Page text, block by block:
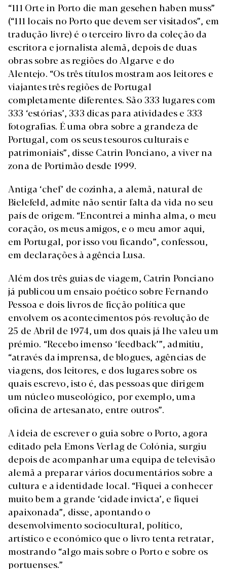
“111 Orte in Porto die man gesehen haben muss”
(“111 locais no Porto que devem ser visitados”, em
tradução livre) é o terceiro livro da coleção da
escritora e jornalista alemã, depois de duas
obras sobre as regiões do Algarve e do
Alentejo. “Os três títulos mostram aos leitores e
viajantes três regiões de Portugal
completamente diferentes. São 333 lugares com
333 ‘estórias’, 333 dicas para atividades e 333
fotografias. É uma obra sobre a grandeza de
Portugal, com os seus tesouros culturais e
patrimoniais”, disse Catrin Ponciano, a viver na
zona de Portimão desde 1999.
Antiga ‘chef’ de cozinha, a alemã, natural de
Bielefeld, admite não sentir falta da vida no seu
país de origem. “Encontrei a minha alma, o meu
coração, os meus amigos, e o meu amor aqui,
em Portugal, por isso vou ficando”, confessou,
em declarações à agência Lusa.
Além dos três guias de viagem, Catrin Ponciano
já publicou um ensaio poético sobre Fernando
Pessoa e dois livros de ficção política que
envolvem os acontecimentos pós-revolução de
25 de Abril de 1974, um dos quais já lhe valeu um
prémio. “Recebo imenso ‘feedback’”, admitiu,
“através da imprensa, de blogues, agências de
viagens, dos leitores, e dos lugares sobre os
quais escrevo, isto é, das pessoas que dirigem
um núcleo museológico, por exemplo, uma
oficina de artesanato, entre outros”.
A ideia de escrever o guia sobre o Porto, agora
editado pela Emons Verlag de Colónia, surgiu
depois de acompanhar uma equipa de televisão
alemã a preparar vários documentários sobre a
cultura e a identidade local. “Fiquei a conhecer
muito bem a grande ‘cidade invicta’, e fiquei
apaixonada”, disse, apontando o
desenvolvimento sociocultural, político,
artístico e económico que o livro tenta retratar,
mostrando “algo mais sobre o Porto e sobre os
portuenses.”